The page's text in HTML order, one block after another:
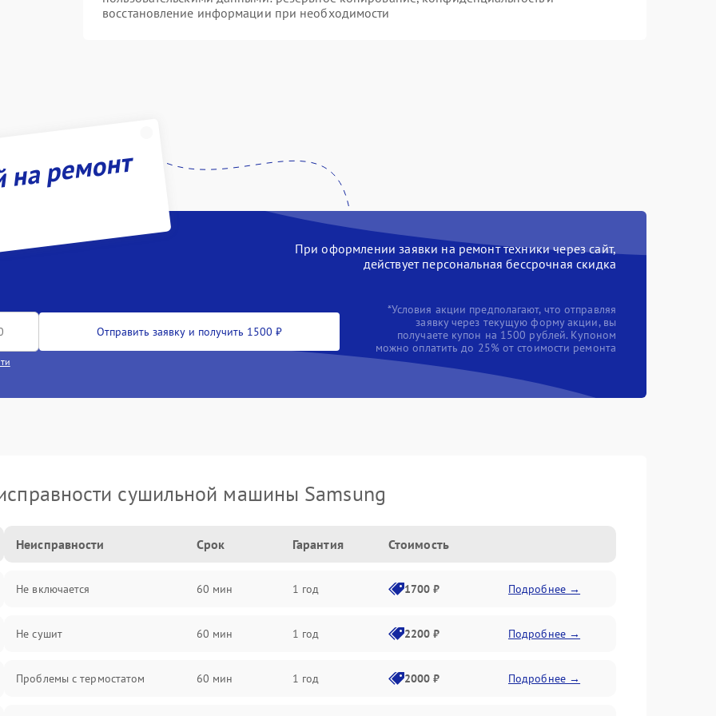
восстановление информации при необходимости
ремонт
При оформлении заявки на ремонт техники через сайт,
действует персональная бессрочная скидка
Отправить заявку и получить 1500 ₽
*Условия акции предполагают, что отправляя
заявку через текущую форму акции, вы
получаете купон на 1500 рублей. Купоном
можно оплатить до 25% от стоимости ремонта
сушильной машины Samsung
Неисправности Срок Гарантия Стоимость
Не включается 60 мин 1 год 1700 ₽ Подробнее →
Не сушит 60 мин 1 год 2200 ₽ Подробнее →
Проблемы с термостатом 60 мин 1 год 2000 ₽ Подробнее →